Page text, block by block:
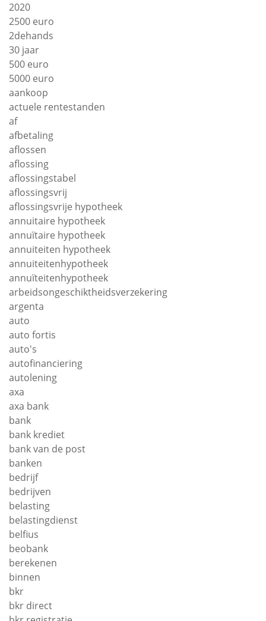
2020
2500 euro
2dehands
30 jaar
500 euro
5000 euro
aankoop
actuele rentestanden
af
afbetaling
aflossen
aflossing
aflossingstabel
aflossingsvrij
aflossingsvrije hypotheek
annuitaire hypotheek
annuïtaire hypotheek
annuiteiten hypotheek
annuiteitenhypotheek
annuïteitenhypotheek
arbeidsongeschiktheidsverzekering
argenta
auto
auto fortis
auto's
autofinanciering
autolening
axa
axa bank
bank
bank krediet
bank van de post
banken
bedrijf
bedrijven
belasting
belastingdienst
belfius
beobank
berekenen
binnen
bkr
bkr direct